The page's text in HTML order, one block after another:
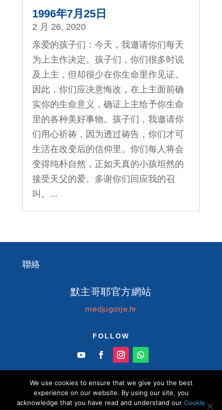
1996年7月25日
2 月 26, 2020
亲爱的孩子们：今天，我邀请你们每天
为上主作决定。孩子们，你们很多时说
及上主，但却很少在你生命里作见证。
因此，你们应决意悔改，在上主面前确
实你的生命意义，确证上主给予你生命
里的各种美好事物。孩子们，我邀请你
们用心祈祷，因为透过祷告，你们才可
生活在改变后的信仰里。你们每人将会
变得纯朴自然，正如天真的小孩坦然的
接受天父的爱。多谢你们回应我的召
叫。...
聯絡
默主哥耶官方網站
medjugorje.hr
FOLLOW
© Information centre "Mir" Medjugorje 2026 默
We use cookies to ensure that we give you the best
experience on our website. By using our site, you
acknowledge that you have read and understand our Cookie